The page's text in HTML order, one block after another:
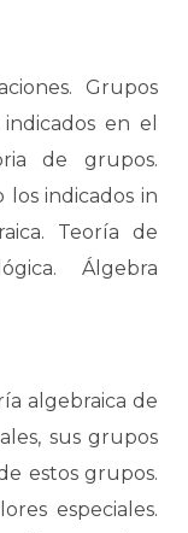
Grupos
en el
de grupos.
los indicados in
Teoría de
Álgebra
algebraica de
sus grupos
estos grupos.
especiales.